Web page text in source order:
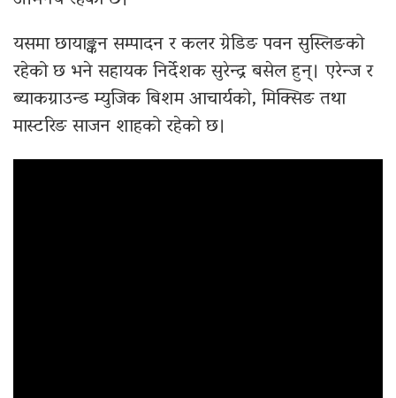
यसमा छायाङ्कन सम्पादन र कलर ग्रेडिङ पवन सुस्लिङको
रहेको छ भने सहायक निर्देशक सुरेन्द्र बसेल हुन्। एरेन्ज र
ब्याकग्राउन्ड म्युजिक बिशम आचार्यको, मिक्सिङ तथा
मास्टरिङ साजन शाहको रहेको छ।